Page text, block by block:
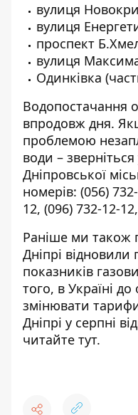
вулиця
вулиця
проспект
вулиця
Одинківка
Водопостачання
впродовж дня.
проблемою
води –
Дніпровської
номерів: (056)
12, (096) 732-12-12,
Раніше ми також
Дніпрі відновили
показників
того, в Україні до
змінювати
Дніпрі у серпні
читайте тут.